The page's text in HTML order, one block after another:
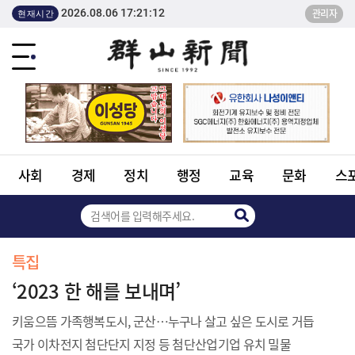
현재시간 2026.08.06 17:21:12 관리자
사회 경제 정치 행정 교육 문화 스
특집
‘2023 한 해를 보내며’
키움으뜸 가족행복도시, 군산…누구나 살고 싶은 도시로 거듭
국가 이차전지 첨단단지 지정 등 첨단산업기업 유치 밀물